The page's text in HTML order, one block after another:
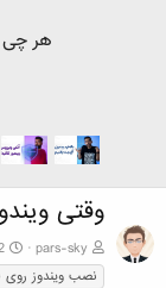
وقتی
pars-sky
نصب ویندوز روی